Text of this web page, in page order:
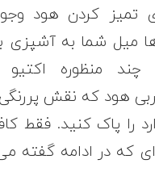
تمیز کردن هود
میل شما به آشپزی
چند منظوره
هود که نقش
را پاک کنید. فقط
که در ادامه گفته